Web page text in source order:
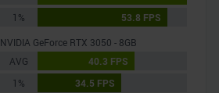
1%
53.8 FPS
NVIDIA GeForce RTX 3050 - 8GB
AVG
40.3 FPS
1%
34.5 FPS